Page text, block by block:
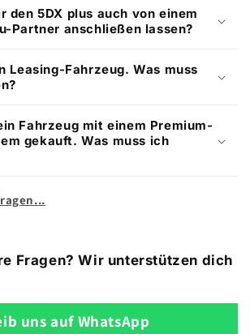
den 5DX plus auch von einem
Partner anschließen lassen?
Leasing-Fahrzeug. Was muss
Fahrzeug mit einem Premium-
gekauft. Was muss ich
Fragen? Wir unterstützen dich
uns auf WhatsApp